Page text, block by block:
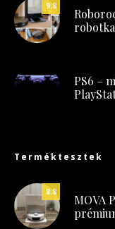
9.8
PS6 –
Terméktesztek
8.8
MOVA